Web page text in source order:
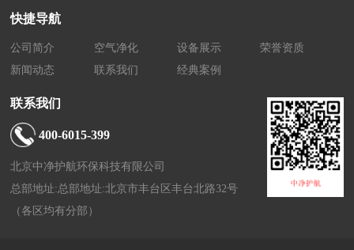
快捷导航
公司简介 空气净化 设备展示
荣誉资质
新闻动态
联系我们 经典案例
联系我们
400-6015-399
北京中净护航环保科技有限公司
总部地址:总部地址:北京市丰台区丰台北路32号
（各区均有分部）